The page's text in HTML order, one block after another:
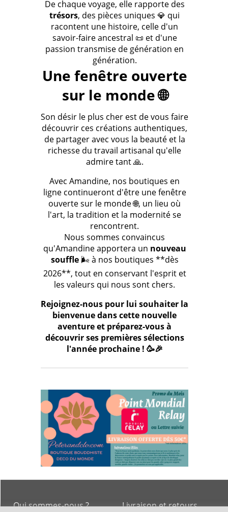
De chaque voyage, elle rapporte des
trésors, des pièces uniques 💎 qui
racontent une histoire, celle d'un
savoir-faire ancestral 📜 et d'une
passion transmise de génération en
génération.
Une fenêtre ouverte
sur le monde 🌐
Son désir le plus cher est de vous faire
découvrir ces créations authentiques,
de partager avec vous la beauté et la
richesse du travail artisanal qu'elle
admire tant 🙏.
Avec Amandine, nos boutiques en
ligne continueront d'être une fenêtre
ouverte sur le monde 🌐, un lieu où
l'art, la tradition et la modernité se
rencontrent.
Nous sommes convaincus
qu'Amandine apportera un nouveau
souffle🌬️ à nos boutiques **dès
2026**, tout en conservant l'esprit et
les valeurs qui nous sont chers.
Rejoignez-nous pour lui souhaiter la
bienvenue dans cette nouvelle
aventure et préparez-vous à
découvrir ses premières sélections
l'année prochaine ! 🥳🎉
Livraison et retours
Qui sommes-nous ?